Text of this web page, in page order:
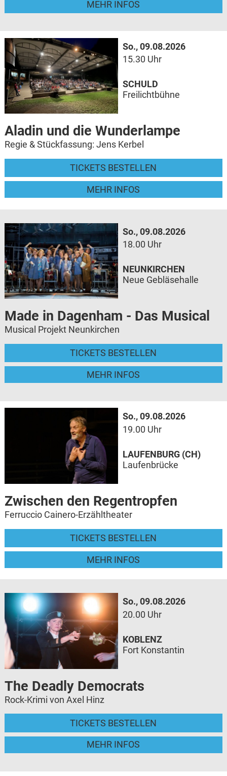
MEHR INFOS
So., 09.08.2026
15.30 Uhr
Aladin und die Wunderlampe
Regie & Stückfassung: Jens Kerbel
TICKETS BESTELLEN
MEHR INFOS
SCHULD
Freilichtbühne
So., 09.08.2026
18.00 Uhr
Made in Dagenham - Das Musical
Musical Projekt Neunkirchen
TICKETS BESTELLEN
MEHR INFOS
NEUNKIRCHEN
Neue Gebläsehalle
So., 09.08.2026
19.00 Uhr
Zwischen den Regentropfen
Ferruccio Cainero-Erzähltheater
TICKETS BESTELLEN
MEHR INFOS
LAUFENBURG (CH)
Laufenbrücke
So., 09.08.2026
20.00 Uhr
The Deadly Democrats
Rock-Krimi von Axel Hinz
TICKETS BESTELLEN
MEHR INFOS
KOBLENZ
Fort Konstantin